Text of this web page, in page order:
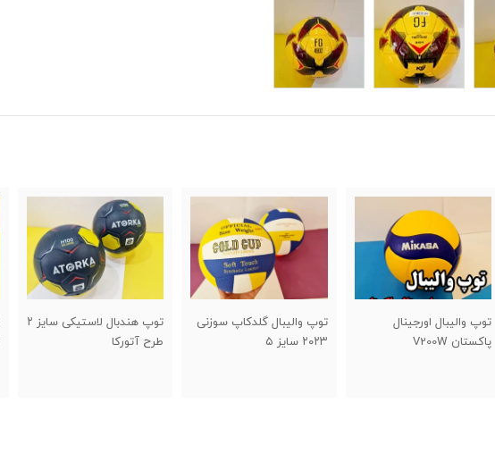
توپ والیبال گلدکاپ سوزنی
۲۰۲۳ سایز ۵
طرح آتورکا
توپ میکاسا سوزنی مدل
v۲۰۰w ایرانی